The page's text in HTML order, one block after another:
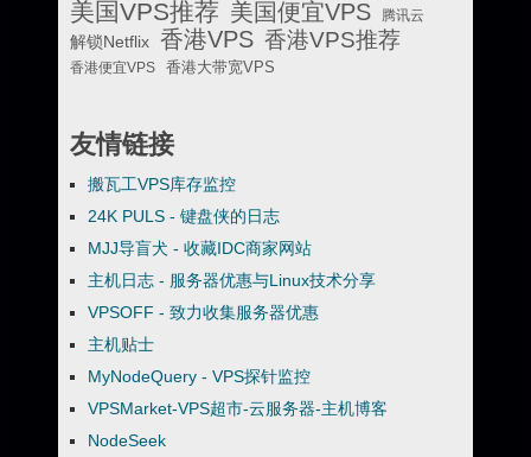
美国VPS推荐 美国便宜VPS 腾讯云
解锁Netflix 香港VPS 香港VPS推荐
香港便宜VPS 香港大带宽VPS
友情链接
搬瓦工VPS库存监控
24K PULS - 键盘侠的日志
MJJ导盲犬 - 收藏IDC商家网站
主机日志 - 服务器优惠与Linux技术分享
VPSOFF - 致力收集服务器优惠
主机贴士
MyNodeQuery - VPS探针监控
VPSMarket-VPS超市-云服务器-主机博客
NodeSeek